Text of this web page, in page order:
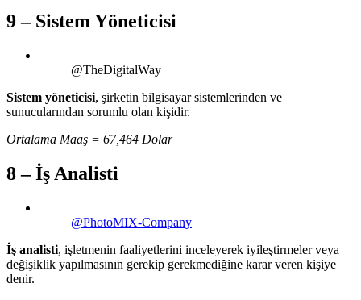
9 – Sistem Yöneticisi
@TheDigitalWay
Sistem yöneticisi, şirketin bilgisayar sistemlerinden ve
sunucularından sorumlu olan kişidir.
Ortalama Maaş = 67,464 Dolar
8 – İş Analisti
@PhotoMIX-Company
İş analisti, işletmenin faaliyetlerini inceleyerek iyileştirmeler veya
değişiklik yapılmasının gerekip gerekmediğine karar veren kişiye
denir.